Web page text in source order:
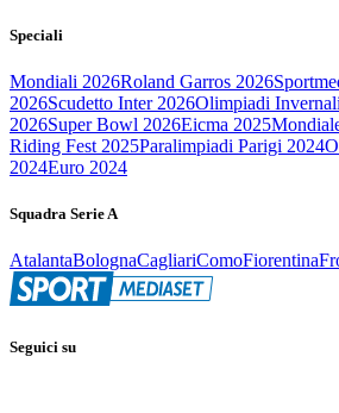
Speciali
Mondiali 2026Roland Garros 2026
2026Scudetto Inter 2026Olimpiadi
2026Super Bowl 2026Eicma 2025
Riding Fest 2025Paralimpiadi Parigi 2024
2024Euro 2024
Squadra Serie A
AtalantaBolognaCagliariComoFiorentina
Seguici su